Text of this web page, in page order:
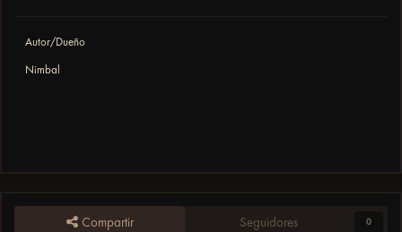
Autor/Dueño
Nimbal
Compartir Seguidores 0